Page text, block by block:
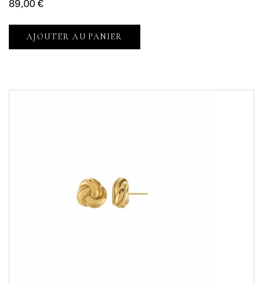
89,00€
AJOUTER AU PANIER